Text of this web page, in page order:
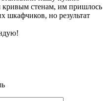
кривым стенам, им пришлось
шкафчиков, но результат